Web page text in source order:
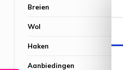
Breien
Wol
Haken
Aanbiedingen